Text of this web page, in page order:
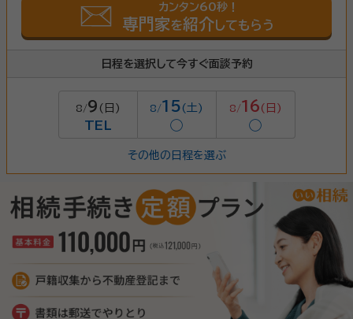
カンタン60秒！
専門家を紹介 してもらう
日程を選択して今すぐ面談予約
8/9 (日)
TEL
8/15(土)
◯
8/16 (日)
◯
その他の日程を選ぶ